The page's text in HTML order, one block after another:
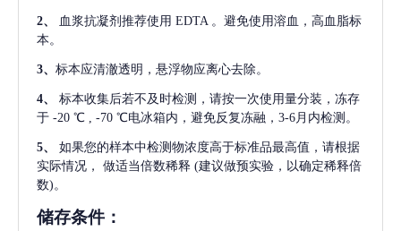
2、 血浆抗凝剂推荐使用 EDTA 。避免使用溶血，高血脂标
本。
3、 标本应清澈透明，悬浮物应离心去除。
4、
标本收集后若不及时检测，请按一次使用量分装，冻存
于 -20 ℃ , -70 ℃电冰箱内，避免反复冻融，3-6月内检测。
5、
如果您的样本中检测物浓度高于标准品最高值，请根据
实际情况，
做适当倍数稀释 (建议做预实验，以确定稀释倍
数)。
储存条件：